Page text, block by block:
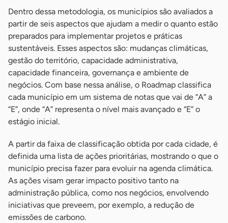
Dentro dessa metodologia, os municípios são avaliados a
partir de seis aspectos que ajudam a medir o quanto estão
preparados para implementar projetos e práticas
sustentáveis. Esses aspectos são: mudanças climáticas,
gestão do território, capacidade administrativa,
capacidade financeira, governança e ambiente de
negócios. Com base nessa análise, o Roadmap classifica
cada município em um sistema de notas que vai de “A” a
“E”, onde “A” representa o nível mais avançado e “E” o
estágio inicial.
A partir da faixa de classificação obtida por cada cidade, é
definida uma lista de ações prioritárias, mostrando o que o
município precisa fazer para evoluir na agenda climática.
As ações visam gerar impacto positivo tanto na
administração pública, como nos negócios, envolvendo
iniciativas que preveem, por exemplo, a redução de
emissões de carbono.